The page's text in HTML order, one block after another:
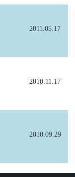
2011.05.17
2010.11.17
2010.09.29